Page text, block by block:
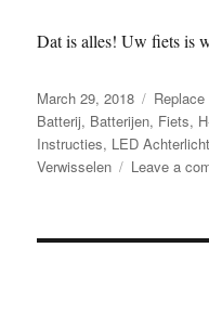
Dat is alles! Uw fiets is
Posted
on
March 29, 2018
Batterij, Batterijen, Fiets,
Instructies, LED Achterlicht
Verwisselen
Leave a